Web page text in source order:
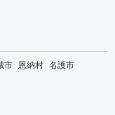
市 恩納村 名護市